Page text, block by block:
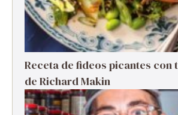
Receta de fideos picantes con
de Richard Makin